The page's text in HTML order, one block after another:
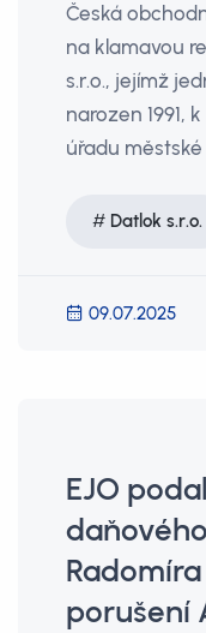
Česká
na klamavou
s.r.o., jejímž
narozen 1991,
úřadu městské
Datlok s.r.o.
09.07.2025
EJO
porušení